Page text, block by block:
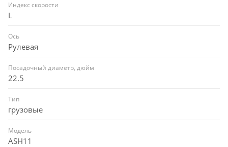
Индекс скорости
L
Ось
Рулевая
Посадочный диаметр, дюйм
22.5
Тип
грузовые
Модель
ASH11